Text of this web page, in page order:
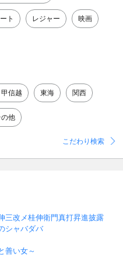
ト レジャー 映画
信越 東海 関西
の他
こだわり検索
改メ桂伸衛門真打昇進披露
シャバダバ
善い女～